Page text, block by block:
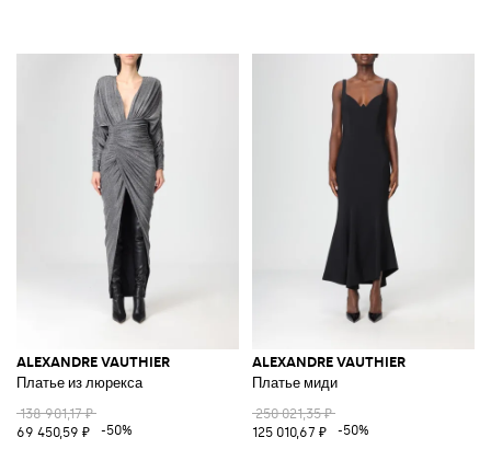
ALEXANDRE VAUTHIER
Платье из люрекса
138 901,17 ₽
69 450,59 ₽
-50%
ALEXANDRE VAUTHIER
Платье миди
250 021,35 ₽
125 010,67 ₽
-50%